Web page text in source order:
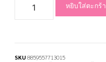
หยิบใส่ตะกร้า
SKU8859557713015